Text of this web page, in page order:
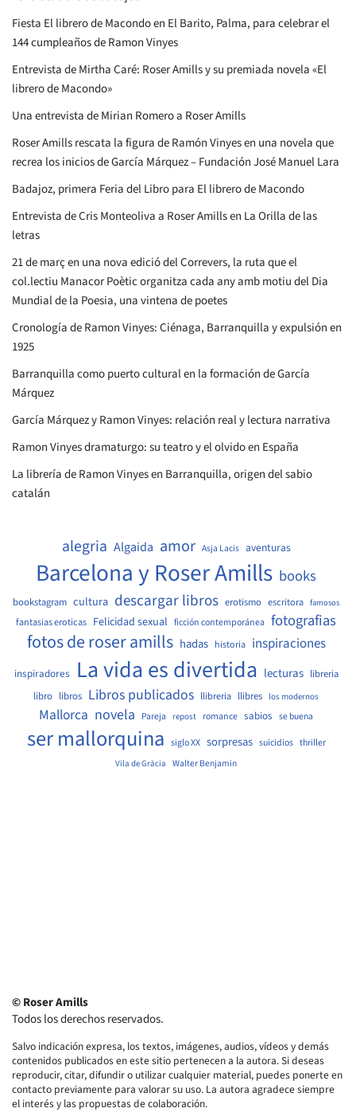
Fiesta El librero de Macondo en El Barito, Palma, para celebrar el
144 cumpleaños de Ramon Vinyes
Entrevista de Mirtha Caré: Roser Amills y su premiada novela «El
librero de Macondo»
Una entrevista de Mirian Romero a Roser Amills
Roser Amills rescata la figura de Ramón Vinyes en una novela que
recrea los inicios de García Márquez – Fundación José Manuel Lara
Badajoz, primera Feria del Libro para El librero de Macondo
Entrevista de Cris Monteoliva a Roser Amills en La Orilla de las
letras
21 de març en una nova edició del Correvers, la ruta que el
col.lectiu Manacor Poètic organitza cada any amb motiu del Dia
Mundial de la Poesia, una vintena de poetes
Cronología de Ramon Vinyes: Ciénaga, Barranquilla y expulsión en
1925
Barranquilla como puerto cultural en la formación de García
Márquez
García Márquez y Ramon Vinyes: relación real y lectura narrativa
Ramon Vinyes dramaturgo: su teatro y el olvido en España
La librería de Ramon Vinyes en Barranquilla, origen del sabio
catalán
alegria Algaida amor Asja Lacis aventuras
Barcelona y Roser Amills books
bookstagram cultura descargar libros erotismo escritora famosos
fantasias eroticas Felicidad sexual ficción contemporánea fotografias
fotos de roser amills hadas historia inspiraciones
inspiradores La vida es divertida lecturas libreria
libro libros Libros publicados llibreria llibres los modernos
Mallorca novela Pareja repost romance sabios se buena
ser mallorquina siglo XX sorpresas suicidios thriller
Vila de Gràcia Walter Benjamin
© Roser Amills
Todos los derechos reservados.
Salvo indicación expresa, los textos, imágenes, audios, vídeos y demás
contenidos publicados en este sitio pertenecen a la autora. Si deseas
reproducir, citar, difundir o utilizar cualquier material, puedes ponerte en
contacto previamente para valorar su uso. La autora agradece siempre
el interés y las propuestas de colaboración.